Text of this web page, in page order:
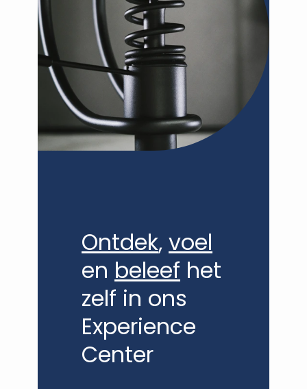
VANDEN DORPE - DE BAERE
Ontdek, voel
en beleef het
zelf in ons
Experience
Center